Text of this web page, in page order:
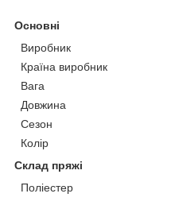
Основні
Виробник
Країна виробник
Вага
Довжина
Сезон
Колір
Склад пряжі
Поліестер